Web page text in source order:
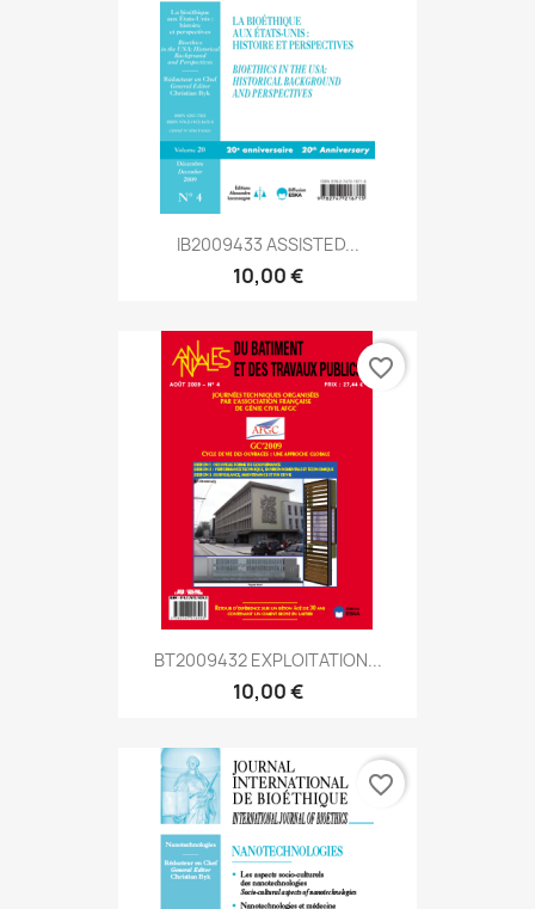
IB2009433 ASSISTED...
10,00 €
BT2009432 EXPLOITATION...
10,00 €
favorite_border
favorite_border